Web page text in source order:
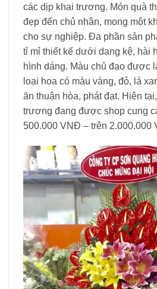
các dịp khai trương. Món quà
đẹp đến chủ nhân, mong một
cho sự nghiệp. Đa phần sản
tỉ mỉ thiết kế dưới dạng kệ, hài
hình dáng. Màu chủ đạo được
loại hoa có màu vàng, đỏ, lá
ăn thuận hòa, phát đạt. Hiện
trương đang được shop cung
500.000 VNĐ – trên 2.000.000